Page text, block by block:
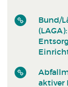
Bund/
aktiver